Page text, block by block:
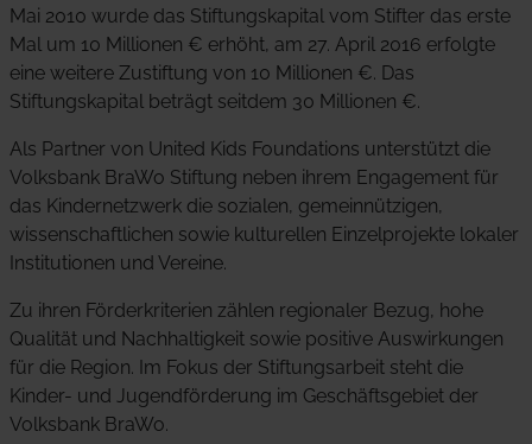
Mai 2010 wurde das Stiftungskapital vom Stifter das erste
Mal um 10 Millionen € erhöht, am 27. April 2016 erfolgte
eine weitere Zustiftung von 10 Millionen €. Das
Stiftungskapital beträgt seitdem 30 Millionen €.
Als Partner von United Kids Foundations unterstützt die
Volksbank BraWo Stiftung neben ihrem Engagement für
das Kindernetzwerk die sozialen, gemeinnützigen,
wissenschaftlichen sowie kulturellen Einzelprojekte lokaler
Institutionen und Vereine.
Zu ihren Förderkriterien zählen regionaler Bezug, hohe
Qualität und Nachhaltigkeit sowie positive Auswirkungen
für die Region. Im Fokus der Stiftungsarbeit steht die
Kinder- und Jugendförderung im Geschäftsgebiet der
Volksbank BraWo.